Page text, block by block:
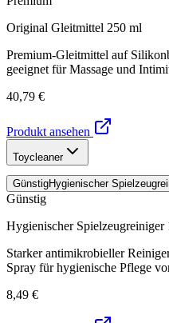
Original Gleitmittel 250 ml
Premium-Gleitmittel auf
geeignet für Massage und
40,79 €
Produkt ansehen
Toycleaner
GünstigHygienischer
Günstig
Hygienischer Spielzeugreiniger
Starker antimikrobieller
Spray für hygienische Pflege
8,49 €